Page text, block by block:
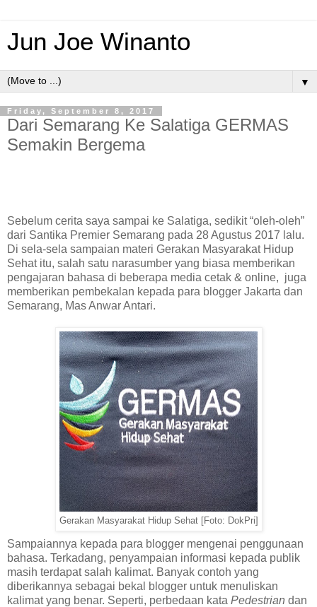
Jun Joe Winanto
▼
Friday, September 8, 2017
Dari Semarang Ke Salatiga GERMAS
Semakin Bergema
Sebelum cerita saya sampai ke Salatiga, sedikit “oleh-oleh”
dari Santika Premier Semarang pada 28 Agustus 2017 lalu.
Di sela-sela sampaian materi Gerakan Masyarakat Hidup
Sehat itu, salah satu narasumber yang biasa memberikan
pengajaran bahasa di beberapa media cetak & online, juga
memberikan pembekalan kepada para blogger Jakarta dan
Semarang, Mas Anwar Antari.
Gerakan Masyarakat Hidup Sehat [Foto: DokPri]
Sampaiannya kepada para blogger mengenai penggunaan
bahasa. Terkadang, penyampaian informasi kepada publik
masih terdapat salah kalimat. Banyak contoh yang
diberikannya sebagai bekal blogger untuk menuliskan
kalimat yang benar. Seperti, perbedaan kata Pedestrian dan